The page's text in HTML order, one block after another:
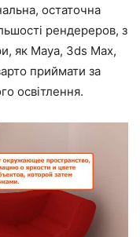
остаточна
рендереров, з
як Maya, 3ds Max,
приймати за
освітлення.